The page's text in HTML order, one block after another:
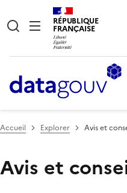
RÉPUBLIQUE
FRANÇAISE
Accueil Explorer Avis et
Avis et